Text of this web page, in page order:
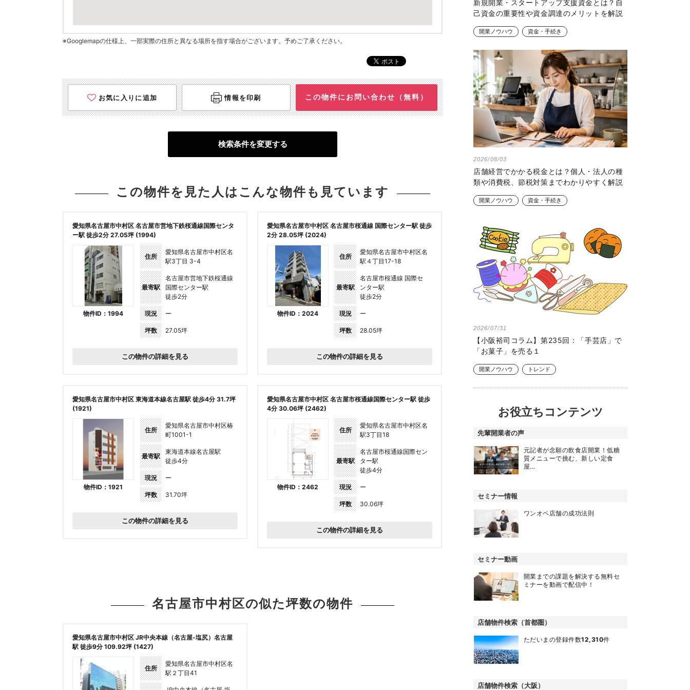
※Googlemapの仕様上、一部実際の住所と異なる場所を指す場合がございます。予めご了承ください。
お気に入りに追加 情報を印刷 この物件にお問い合わせ（無料）
検索条件を変更する
この物件を見た人はこんな物件も見ています
愛知県名古屋市中村区 名古屋市営地下鉄桜通線国際センタ
ー駅 徒歩2分 27.05坪 (1994)
物件ID：1994
住所
愛知県名古屋市中村区名
駅3丁⽬ 3-4
最寄駅
名古屋市営地下鉄桜通線
国際センター駅
徒歩2分
現況 ー
坪数 27.05坪
この物件の詳細を見る
愛知県名古屋市中村区 名古屋市桜通線 国際センター駅 徒歩
2分 28.05坪 (2024)
物件ID：2024
住所
愛知県名古屋市中村区名
駅４丁目17-18
最寄駅
名古屋市桜通線 国際セ
ンター駅
徒歩2分
現況 ー
坪数 28.05坪
この物件の詳細を見る
愛知県名古屋市中村区 東海道本線名古屋駅 徒歩4分 31.7坪
(1921)
物件ID：1921
住所
愛知県名古屋市中村区椿
町1001-1
最寄駅
東海道本線名古屋駅
徒歩4分
現況 ー
坪数 31.70坪
この物件の詳細を見る
愛知県名古屋市中村区 名古屋市桜通線国際センター駅 徒歩
4分 30.06坪 (2462)
物件ID：2462
住所
愛知県名古屋市中村区名
駅3丁目18
最寄駅
名古屋市桜通線国際セン
ター駅
徒歩4分
現況 ー
坪数 30.06坪
この物件の詳細を見る
名古屋市中村区の似た坪数の物件
愛知県名古屋市中村区 JR中央本線（名古屋‐塩尻）名古屋
駅 徒歩9分 109.92坪 (1427)
住所
愛知県名古屋市中村区名
駅２丁目41
新規開業・スタートアップ支援資金とは？自
己資金の重要性や資金調達のメリットを解説
開業ノウハウ 資金・手続き
2026/08/03
店舗経営でかかる税金とは？個人・法人の種
類や消費税、節税対策までわかりやすく解説
開業ノウハウ 資金・手続き
2026/07/31
【小阪裕司コラム】第235回：「手芸店」で
「お菓子」を売る１
開業ノウハウ トレンド
お役立ちコンテンツ
先輩開業者の声
元記者が念願の飲食店開業！低糖
質メニューで挑む、新しい定食
屋…
セミナー情報
ワンオペ店舗の成功法則
セミナー動画
開業までの課題を解決する無料セ
ミナーを動画で配信中！
店舗物件検索（首都圏）
ただいまの登録件数12,310件
店舗物件検索（大阪）